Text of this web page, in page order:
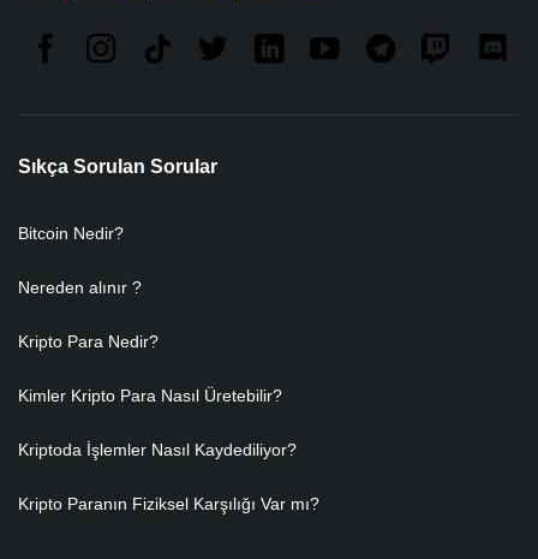
Sıkça Sorulan Sorular
Bitcoin Nedir?
Nereden alınır ?
Kripto Para Nedir?
Kimler Kripto Para Nasıl Üretebilir?
Kriptoda İşlemler Nasıl Kaydediliyor?
Kripto Paranın Fiziksel Karşılığı Var mı?